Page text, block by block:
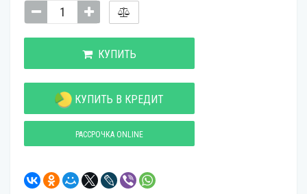
КУПИТЬ
КУПИТЬ В КРЕДИТ
РАССРОЧКА ONLINE